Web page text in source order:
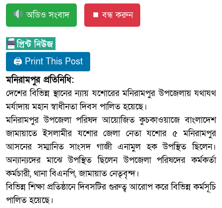
অডিও সংবাদ ⏹ বন্ধ করুন
🖨 Print This Post
মনিরামপুর প্রতিনিধি:
দেশের বিভিন্ন স্থানের ন্যায় যশোরের মনিরামপুর উপজেলায় যথাযথ
মর্যাদায় মহান স্বাধীনতা দিবস পালিত হয়েছে।
মনিরামপুর উপজেলা পরিষদ আয়োজিত কুচকাওয়াজে বাংলাদেশ
জামায়াতে ইসলামীর যশোর জেলা নেতা যশোর ৫ মনিরামপুর
আসনের সম্মানিত সাংসদ গাজী এনামুল হক উপস্থিত ছিলেন।
অন্যান্যদের মাঝে উপস্থিত ছিলেন উপজেলা পরিষদের কর্মকর্তা
কর্মচারী, থানা বিএনপি, জামায়াত নেতৃবৃন্দ।
বিভিন্ন শিক্ষা প্রতিষ্ঠানে দিবসটির গুরুত্ব আরোপ করে বিভিন্ন কর্মসূচি
পালিত হয়েছে।